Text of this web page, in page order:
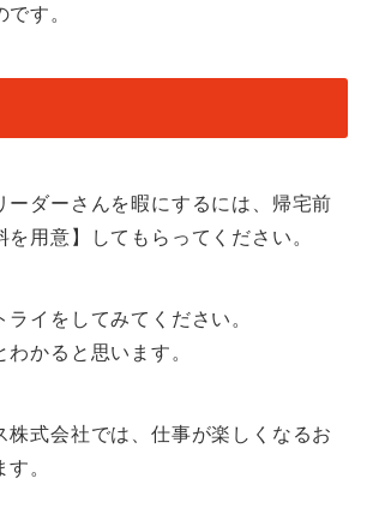
す。
ーダーさんを暇にするには、帰宅前
用意】してもらってください。
イをしてみてください。
かると思います。
株式会社では、仕事が楽しくなるお
。